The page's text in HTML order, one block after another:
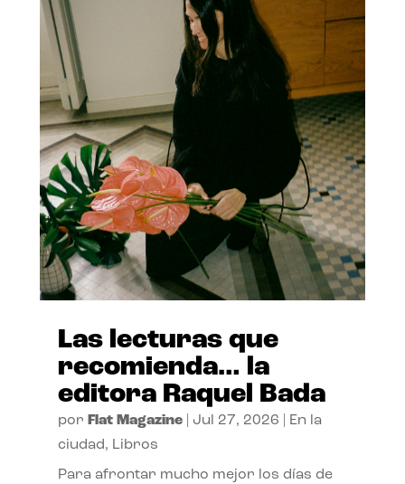
Las lecturas que
recomienda… la
editora Raquel Bada
por Flat Magazine| Jul 27, 2026
En la
ciudad, Libros
Para afrontar mucho mejor los días de